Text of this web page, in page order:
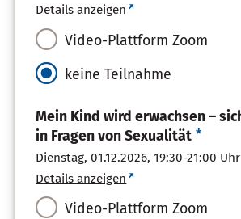
Details anzeigen
Video-Plattform Zoom
keine Teilnahme
Mein Kind wird erwachsen – sicher begleiten
in Fragen von Sexualität *
Dienstag, 01.12.2026,19:30-21:00 Uhr
Details anzeigen
Video-Plattform Zoom